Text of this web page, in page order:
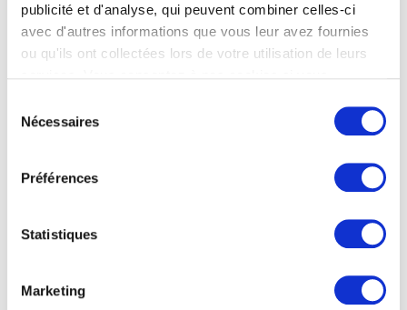
publicité et d'analyse, qui peuvent combiner celles-ci
avec d'autres informations que vous leur avez fournies
ou qu'ils ont collectées lors de votre utilisation de leurs
Nécessaires
Préférences
Statistiques
Marketing